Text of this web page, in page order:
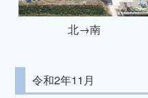
北→南
令和2年11月